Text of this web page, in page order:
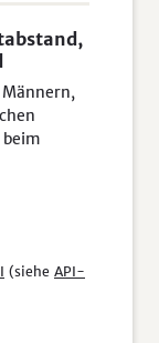
(siehe API-